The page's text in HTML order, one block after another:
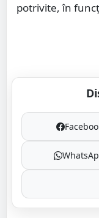
potrivite, în